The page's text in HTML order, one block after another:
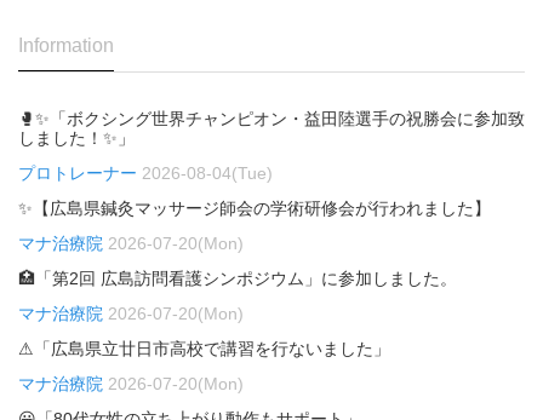
Information
🥊✨「ボクシング世界チャンピオン・益田陸選手の祝勝会に参加致
しました！✨」
プロトレーナー 2026-08-04(Tue)
✨【広島県鍼灸マッサージ師会の学術研修会が行われました】
マナ治療院 2026-07-20(Mon)
🏥「第2回 広島訪問看護シンポジウム」に参加しました。
マナ治療院 2026-07-20(Mon)
⚠「広島県立廿日市高校で講習を行ないました」
マナ治療院 2026-07-20(Mon)